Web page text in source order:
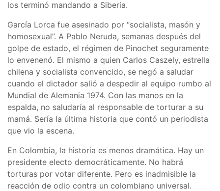
los terminó mandando a Siberia.
García Lorca fue asesinado por “socialista, masón y
homosexual”. A Pablo Neruda, semanas después del
golpe de estado, el régimen de Pinochet seguramente
lo envenenó. El mismo a quien Carlos Caszely, estrella
chilena y socialista convencido, se negó a saludar
cuando el dictador salió a despedir al equipo rumbo al
Mundial de Alemania 1974. Con las manos en la
espalda, no saludaría al responsable de torturar a su
mamá. Sería la última historia que contó un periodista
que vio la escena.
En Colombia, la historia es menos dramática. Hay un
presidente electo democráticamente. No habrá
torturas por votar diferente. Pero es inadmisible la
reacción de odio contra un colombiano universal.